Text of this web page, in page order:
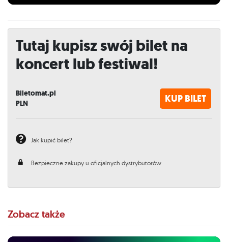
Tutaj kupisz swój bilet na
koncert lub festiwal!
Biletomat.pl
PLN
KUP BILET
Jak kupić bilet?
Bezpieczne zakupy u oficjalnych dystrybutorów
Zobacz także